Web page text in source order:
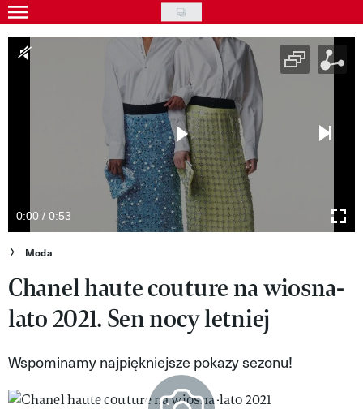
Skip
to
main
Gwiazdy
Kultura
Wideo
Nasze akcje
VIVA!ART
0:00 / 0:53
Moda
Chanel haute couture na wiosna-
lato 2021. Sen nocy letniej
Wspominamy najpiękniejsze pokazy sezonu!